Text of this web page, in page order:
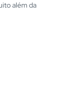
além da